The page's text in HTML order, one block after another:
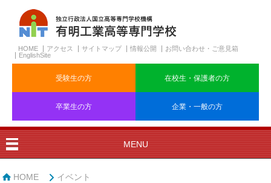
HOME アクセス サイトマップ 情報公開
お問い合わせ・ご意見箱
EnglishSite
受験生の方 在校生・保護者の方
卒業生の方 企業・一般の方
MENU
HOME イベント